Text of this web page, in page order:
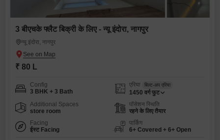
3 बीएचके फ्लैट बिक्री के लिए - न्यू इंदोरा, नागपुर
न्यू इंदोरा, नागपुर
₹ 80 L
Config
3 BHK + 3 Bath
एरिया बिल्ट-अप एरिया
1450 वर्ग फुट
Additional Spaces
store room
पॉसेशन स्थिति
रहने के लिए तैयार
Facing
ईस्ट Facing
पार्किंग
6+ Covered + 6+ Open